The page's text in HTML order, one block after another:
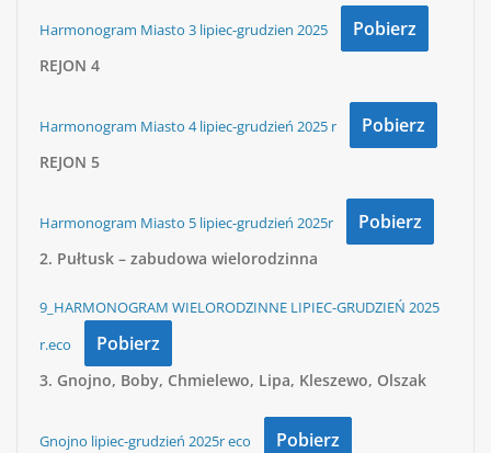
Harmonogram Miasto 3 lipiec-grudzien 2025 Pobierz
REJON 4
Harmonogram Miasto 4 lipiec-grudzień 2025 r Pobierz
REJON 5
Harmonogram Miasto 5 lipiec-grudzień 2025r Pobierz
2. Pułtusk – zabudowa wielorodzinna
9_HARMONOGRAM WIELORODZINNE LIPIEC-GRUDZIEŃ 2025
r.eco
Pobierz
3. Gnojno, Boby, Chmielewo, Lipa, Kleszewo, Olszak
Gnojno lipiec-grudzień 2025r eco Pobierz